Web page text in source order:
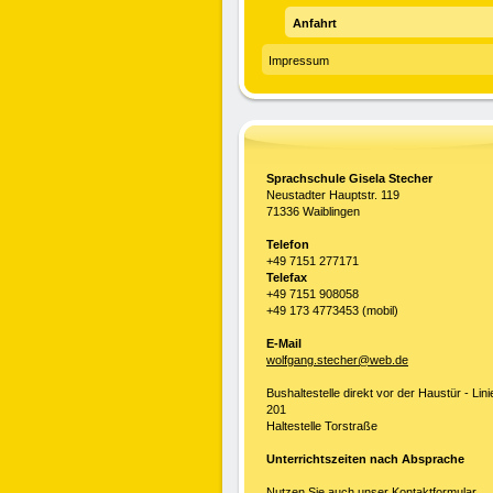
Anfahrt
Impressum
Sprachschule Gisela Stecher
Neustadter Hauptstr. 119
71336 Waiblingen
Telefon
+49 7151 277171
Telefax
+49 7151 908058
+49 173 4773453 (mobil)
E-Mail
wolfgang.stecher@web.de
Bushaltestelle direkt vor der Haustür -
201
Haltestelle Torstraße
Unterrichtszeiten nach Absprache